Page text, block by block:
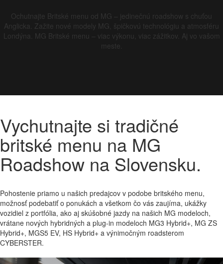
Ochutnajte Britské menu od MG – jedinečnú roadshow s chuťou
Anglicka. Zažite nové modely MG, špičkovú technológiu a atmosféru
Londýna. MG Britské menu – viac výkonu, viac zážitkov. Aj vo vašom
meste.
Vychutnajte si tradičné
britské menu na MG
Roadshow na Slovensku.
Pohostenie priamo u našich predajcov v podobe britského menu,
možnosť podebatiť o ponukách a všetkom čo vás zaujíma, ukážky
vozidiel z portfólia, ako aj skúšobné jazdy na našich MG modeloch,
vrátane nových hybridných a plug-in modeloch MG3 Hybrid+, MG ZS
Hybrid+, MGS5 EV, HS Hybrid+ a výnimočným roadsterom
CYBERSTER.